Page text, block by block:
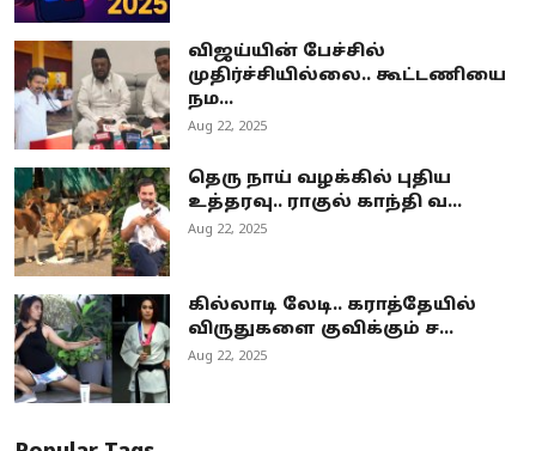
விஜய்யின் பேச்சில்
முதிர்ச்சியில்லை.. கூட்டணியை
நம...
Aug 22, 2025
தெரு நாய் வழக்கில் புதிய
உத்தரவு.. ராகுல் காந்தி வ...
Aug 22, 2025
கில்லாடி லேடி.. கராத்தேயில்
விருதுகளை குவிக்கும் ச...
Aug 22, 2025